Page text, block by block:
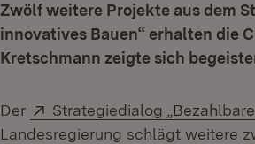
Zwölf weitere Projekte aus dem
innovatives Bauen“ erhalten die
Kretschmann zeigte sich
Der Extern:
Strategiedialog
Landesregierung schlägt weitere